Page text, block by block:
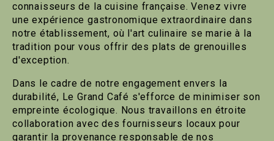
connaisseurs de la cuisine française. Venez vivre
une expérience gastronomique extraordinaire dans
notre établissement, où l'art culinaire se marie à la
tradition pour vous offrir des plats de grenouilles
d'exception.
Dans le cadre de notre engagement envers la
durabilité, Le Grand Café s'efforce de minimiser son
empreinte écologique. Nous travaillons en étroite
collaboration avec des fournisseurs locaux pour
garantir la provenance responsable de nos